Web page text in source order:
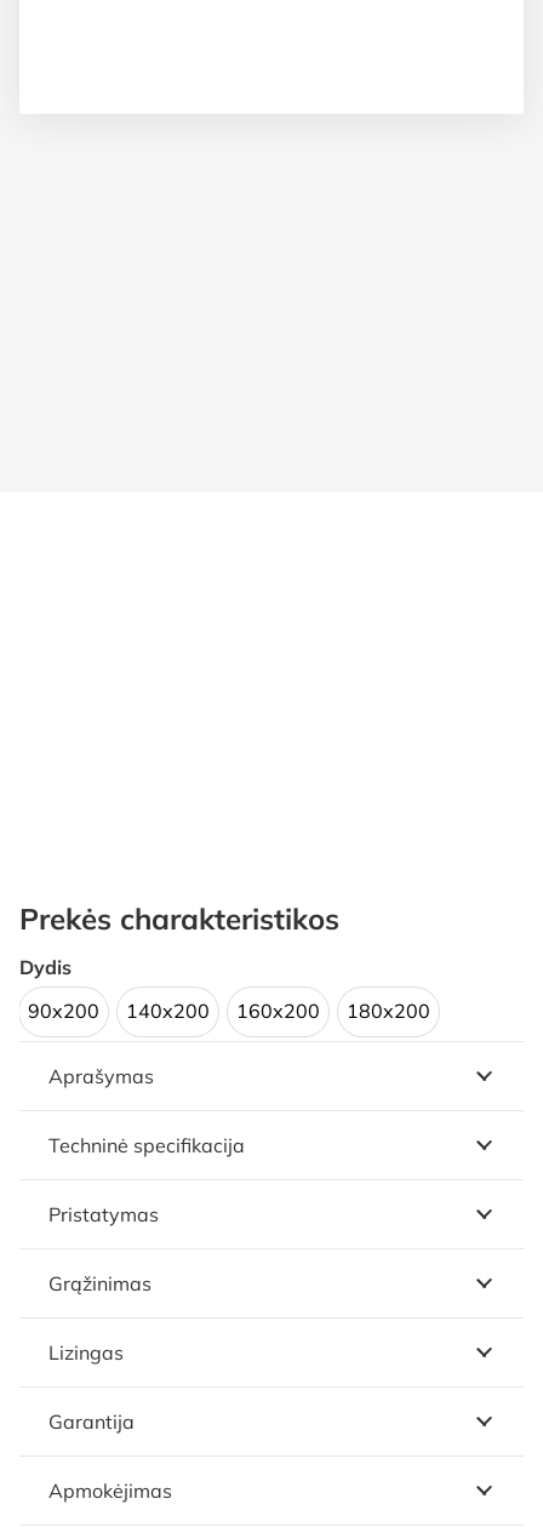
Prekės charakteristikos
Dydis
90x200
140x200 160x200 180x200
Aprašymas
Techninė specifikacija
Pristatymas
Grąžinimas
Lizingas
Garantija
Apmokėjimas